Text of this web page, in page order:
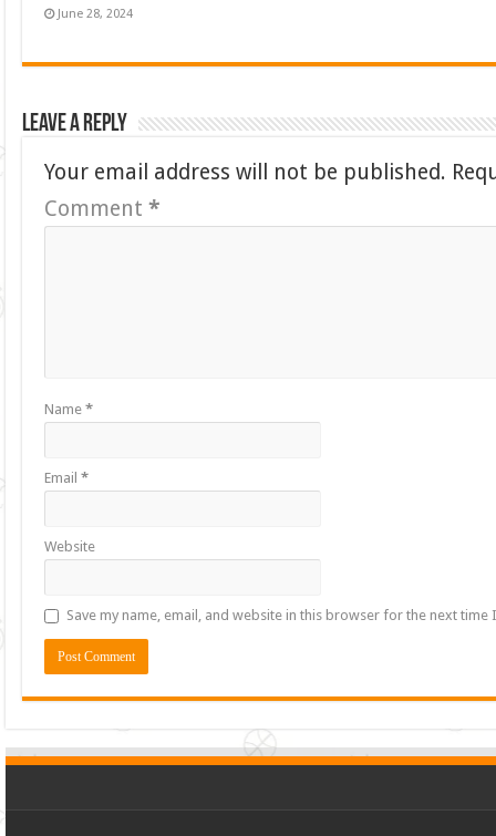
June 28, 2024
Leave a Reply
Your email address will not be published.
Comment*
Name*
Email*
Website
Save my name, email, and website in this browser for the next time